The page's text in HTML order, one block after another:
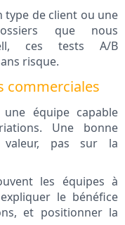
type de client ou une
que nous
ces tests A/B
risque.
commerciales
équipe capable
Une bonne
pas sur la
les équipes à
le bénéfice
et positionner la